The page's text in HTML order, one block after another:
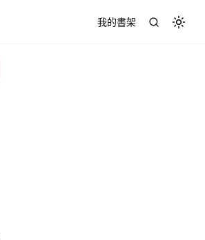
我的書架